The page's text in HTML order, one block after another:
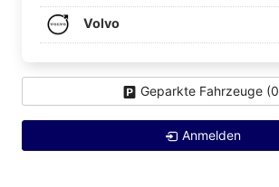
Volvo
Geparkte Fahrzeuge (0
Anmelden